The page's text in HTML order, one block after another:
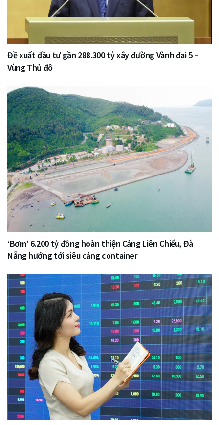
Đề xuất đầu tư gần 288.300 tỷ xây đường Vành đai 5 –
Vùng Thủ đô
‘Bơm’ 6.200 tỷ đồng hoàn thiện Cảng Liên Chiểu, Đà
Nẵng hướng tới siêu cảng container